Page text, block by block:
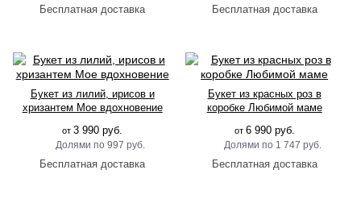
Букет из лилий, ирисов и
хризантем Мое вдохновение
от3 990 руб.
997 руб.
Букет из красных роз в
коробке Любимой маме
от 6 990 руб.
1 747 руб.